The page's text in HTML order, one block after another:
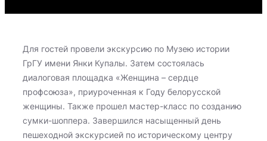
Для гостей провели экскурсию по Музею истории
ГрГУ имени Янки Купалы. Затем состоялась
диалоговая площадка «Женщина – сердце
профсоюза», приуроченная к Году белорусской
женщины. Также прошел мастер-класс по созданию
сумки-шоппера. Завершился насыщенный день
пешеходной экскурсией по историческому центру